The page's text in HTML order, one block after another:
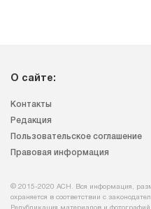
О сайте:
Контакты
Редакция
Пользовательское соглашение
Правовая информация
© 2015-2020 АСН. Вся информация,
охраняется в соответствии с